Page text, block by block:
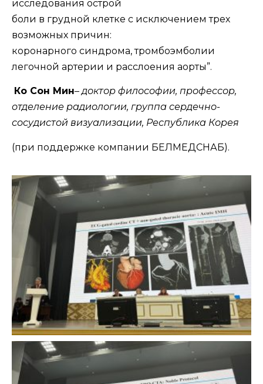
исследования острой
боли в грудной клетке с исключением трех
возможных причин:
коронарного синдрома, тромбоэмболии
легочной артерии и расслоения аорты”.
Ко Сон Мин– доктор философии, профессор,
отделение радиологии, группа сердечно-
сосудистой визуализации, Республика Корея
(при поддержке компании БЕЛМЕДСНАБ).